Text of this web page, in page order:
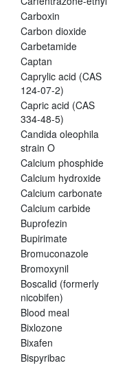
Carboxin
Carbon dioxide
Carbetamide
Captan
Caprylic acid (CAS
124-07-2)
Capric acid (CAS
334-48-5)
Candida oleophila
strain O
Calcium phosphide
Calcium hydroxide
Calcium carbonate
Calcium carbide
Buprofezin
Bupirimate
Bromuconazole
Bromoxynil
Boscalid (formerly
nicobifen)
Blood meal
Bixlozone
Bixafen
Bispyribac